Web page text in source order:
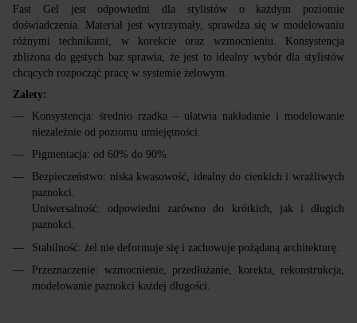
Fast Gel jest odpowiedni dla stylistów o każdym poziomie
doświadczenia. Materiał jest wytrzymały, sprawdza się w modelowaniu
różnymi technikami, w korekcie oraz wzmocnieniu. Konsystencja
zbliżona do gęstych baz sprawia, że jest to idealny wybór dla stylistów
chcących rozpocząć pracę w systemie żelowym.
Zalety:
Konsystencja: średnio rzadka – ułatwia nakładanie i modelowanie
niezależnie od poziomu umiejętności.
Pigmentacja: od 60% do 90%.
Bezpieczeństwo: niska kwasowość, idealny do cienkich i wrażliwych
paznokci.
Uniwersalność: odpowiedni zarówno do krótkich, jak i długich
paznokci.
Stabilność: żel nie deformuje się i zachowuje pożądaną architekturę.
Przeznaczenie: wzmocnienie, przedłużanie, korekta, rekonstrukcja,
modelowanie paznokci każdej długości.